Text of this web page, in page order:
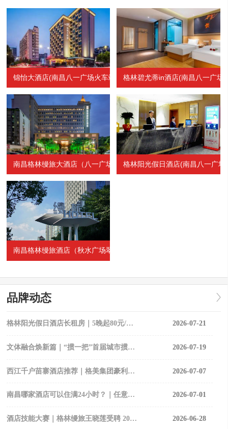
锦怡大酒店(南昌八一广场火车站店)格林碧尤蒂in酒店(南昌八一广场
南昌格林缦旅大酒店（八一广场一附院店）格林阳光假日酒店(南昌八一广场
南昌格林缦旅酒店（秋水广场翠苑路地铁站店）--南昌网红
品牌动态
格林阳光假日酒店长租房｜5晚起80元/晚，月租1980元全包价 2026-07-21
文体融合焕新篇｜“掼一把”首届城市掼蛋超级联赛在南昌打响第一枪 2026-07-19
西江千户苗寨酒店推荐｜格美集团豪利维拉薇墅酒店正式开业 2026-07-07
南昌哪家酒店可以住满24小时？｜任意时间入住·次日同点退房 2026-07-01
酒店技能大赛｜格林缦旅王晓莲受聘 2026 江西省星级旅游饭店技能大赛裁判 2026-06-28